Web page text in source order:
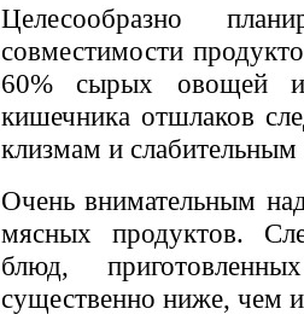
Целесообразно
совместимости
60% сырых овощей
кишечника отшлаков
клизмам и слабительным
Очень внимательным
мясных продуктов.
блюд,
существенно ниже, чем